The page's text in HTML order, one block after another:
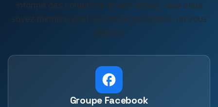
informé des conditions et des sorties. Que vous
soyez membre actif ou simple passionné, on vous
attend !
Groupe Facebook